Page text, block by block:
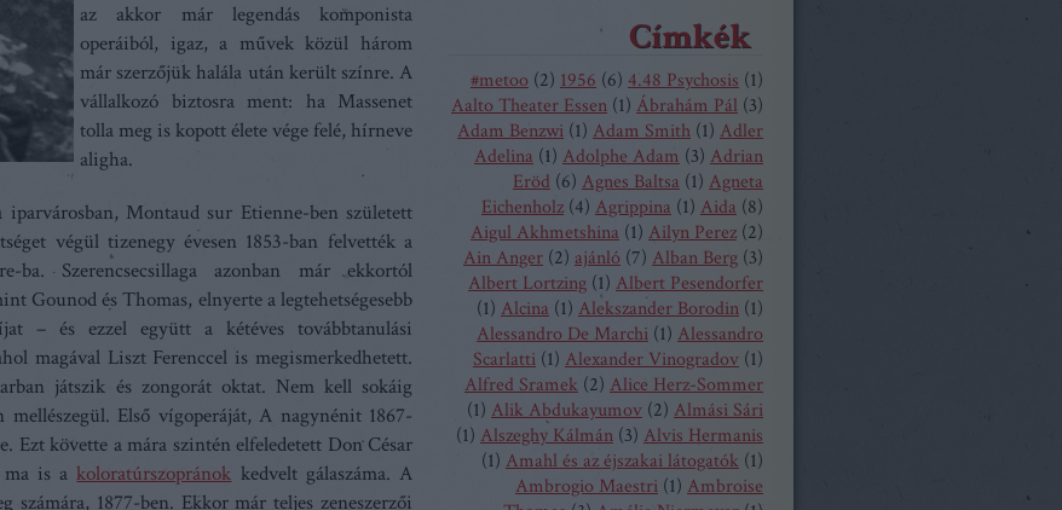
az akkor már legendás komponista
operáiból, igaz, a művek közül három
már szerzőjük halála után került színre. A
vállalkozó biztosra ment: ha Massenet
tolla meg is kopott élete vége felé, hírneve
aligha.
Montaud sur Etienne-ben született
végül tizenegy évesen 1853-ban felvették a
ba. Szerencsecsillaga azonban már ekkortól
Gounod és Thomas, elnyerte a legtehetségesebb
– és ezzel együtt a kétéves továbbtanulási
magával Liszt Ferenccel is megismerkedhetett.
játszik és zongorát oktat. Nem kell sokáig
mellészegül. Első vígoperáját, A nagynénit 1867-
Ezt követte a mára szintén elfeledetett Don César
ma is akoloratúrszopránok kedvelt gálaszáma. A
számára, 1877-ben. Ekkor már teljes zeneszerzői
Címkék
#metoo (2) 1956 (6) 4.48 Psychosis (1)
Aalto Theater Essen (1) Ábrahám Pál (3)
Adam Benzwi (1) Adam Smith (1) Adler
Adelina (1) Adolphe Adam (3) Adrian
Eröd (6) Agnes Baltsa (1) Agneta
Eichenholz (4) Agrippina (1) Aida (8)
Aigul Akhmetshina (1) Ailyn Perez (2)
Ain Anger (2) ajánló (7) Alban Berg (3)
Albert Lortzing (1) Albert Pesendorfer
(1) Alcina (1) Alekszander Borodin (1)
Alessandro De Marchi (1) Alessandro
Scarlatti (1) Alexander Vinogradov (1)
Alfred Sramek (2) Alice Herz-Sommer
(1) Alik Abdukayumov (2) Almási Sári
(1) Alszeghy Kálmán (3) Alvis Hermanis
(1) Amahl és az éjszakai látogatók (1)
Ambrogio Maestri (1) Ambroise